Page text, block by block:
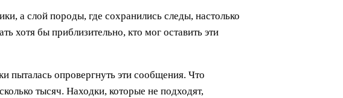
а слой породы, где сохранились следы, настолько
хотя бы приблизительно, кто мог оставить эти
пыталась опровергнуть эти сообщения. Что
тысяч. Находки, которые не подходят,